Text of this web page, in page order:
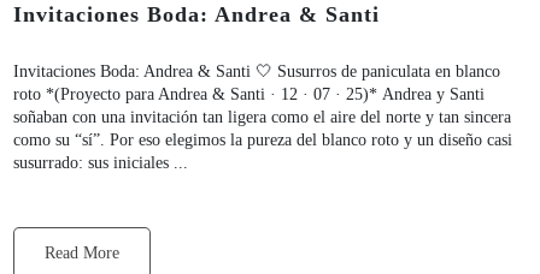
Invitaciones Boda: Andrea & Santi
Invitaciones Boda: Andrea & Santi 🤍 Susurros de paniculata en blanco
roto *(Proyecto para Andrea & Santi · 12 · 07 · 25)* Andrea y Santi
soñaban con una invitación tan ligera como el aire del norte y tan sincera
como su “sí”. Por eso elegimos la pureza del blanco roto y un diseño casi
susurrado: sus iniciales ...
Read More